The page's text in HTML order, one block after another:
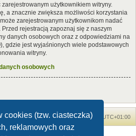
cookies (tzw. ciasteczka)
reklamowych oraz
użytkownikiem witryny.
a znacznie zwiększa możliwości korzystania
zarejestrowanym użytkownikom nadać
rejestracją zapoznaj się z naszym
danych osobowych oraz z odpowiedziami na
gdzie jest wyjaśnionych wiele podstawowych
witryny.
osobowych
główna Strefa czasowa UTC+01:00